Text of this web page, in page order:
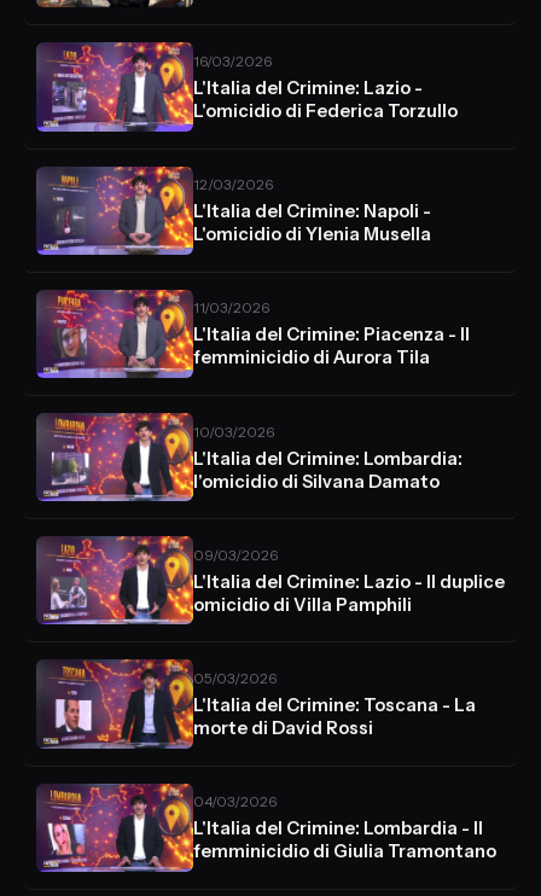
16/03/2026
L'Italia del Crimine: Lazio -
L'omicidio di Federica Torzullo
12/03/2026
L'Italia del Crimine: Napoli -
L'omicidio di Ylenia Musella
11/03/2026
L'Italia del Crimine: Piacenza - Il
femminicidio di Aurora Tila
10/03/2026
L'Italia del Crimine: Lombardia:
l'omicidio di Silvana Damato
09/03/2026
L'Italia del Crimine: Lazio - Il duplice
omicidio di Villa Pamphili
05/03/2026
L'Italia del Crimine: Toscana - La
morte di David Rossi
04/03/2026
L'Italia del Crimine: Lombardia - Il
femminicidio di Giulia Tramontano